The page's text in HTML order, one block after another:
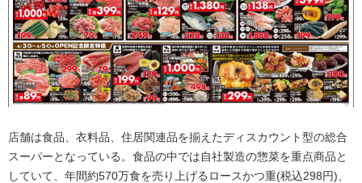
店舗は食品、衣料品、住居関連品を揃えたディスカウント型の総合
スーパーとなっている。食品の中では自社製造の惣菜を重点商品と
していて、年間約570万食を売り上げるロースかつ重(税込298円)、